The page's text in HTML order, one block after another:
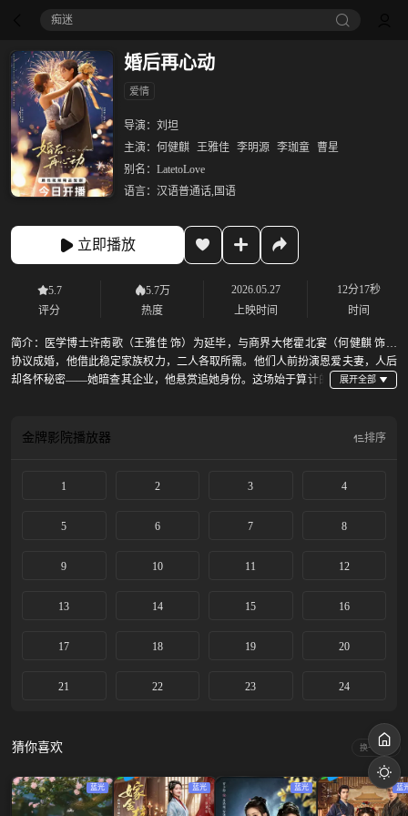
痴迷
婚后再心动
爱情
导演： 刘坦
主演： 何健麒 王雅佳 李明源 李珈童
曹星
别名： LatetoLove
语言： 汉语普通话,国语
立即播放
5.7
评分
5.7万
热度
2026.05.27
上映时间
12分17秒
时间
简介：
医学博士许南歌（王雅佳 饰）为延毕，与商界大佬霍北宴（何健麒 饰）
协议成婚，他借此稳定家族权力，二人各取所需。他们人前扮演恩爱夫妻，人后
却各怀秘密——她暗查其企业，他悬赏追她身份。这场始于算计的
金牌影院播放器 排序
1 2 3 4
5 6 7 8
9 10 11 12
13 14 15 16
17 18 19 20
21 22 23 24
猜你喜欢 换一换
蓝光 蓝光 蓝光 蓝